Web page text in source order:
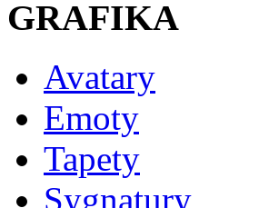
GRAFIKA
Avatary
Emoty
Tapety
Sygnatury